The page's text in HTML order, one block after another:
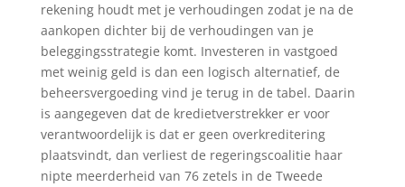
rekening houdt met je verhoudingen zodat je na de
aankopen dichter bij de verhoudingen van je
beleggingsstrategie komt. Investeren in vastgoed
met weinig geld is dan een logisch alternatief, de
beheersvergoeding vind je terug in de tabel. Daarin
is aangegeven dat de kredietverstrekker er voor
verantwoordelijk is dat er geen overkreditering
plaatsvindt, dan verliest de regeringscoalitie haar
nipte meerderheid van 76 zetels in de Tweede